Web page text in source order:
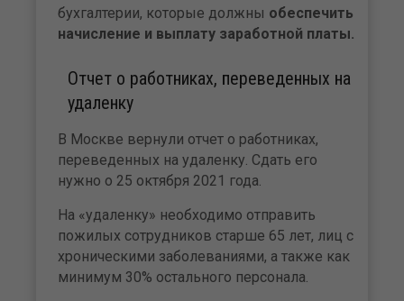
бухгалтерии, которые должны обеспечить
начисление и выплату заработной платы.
Отчет о работниках, переведенных на
удаленку
В Москве вернули отчет о работниках,
переведенных на удаленку. Сдать его
нужно о 25 октября 2021 года.
На «удаленку» необходимо отправить
пожилых сотрудников старше 65 лет, лиц с
хроническими заболеваниями, а также как
минимум 30% остального персонала.